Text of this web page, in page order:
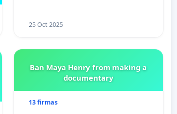
25 Oct 2025
Ban Maya Henry from making a
documentary
13 firmas